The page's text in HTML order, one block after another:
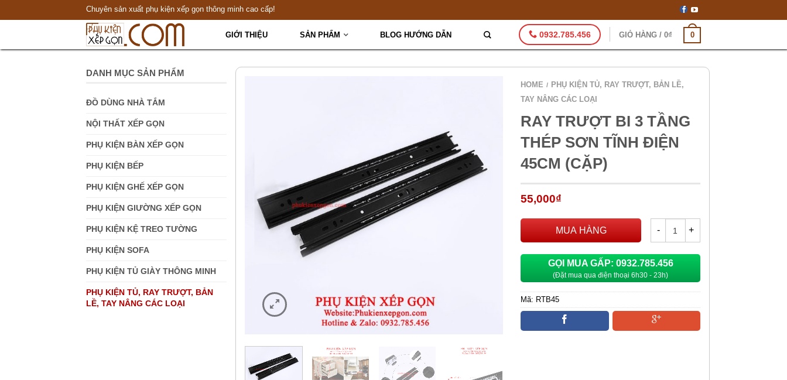
Chuyên sản xuất phụ kiện xếp gọn thông minh cao cấp!
GIỚI THIỆU SẢN PHẨM BLOG HƯỚNG DẪN 0932.785.456 GIỎ HÀNG / 0₫ 0
DANH MỤC SẢN PHẨM
ĐỒ DÙNG NHÀ TẮM
NỘI THẤT XẾP GỌN
PHỤ KIỆN BÀN XẾP GỌN
PHỤ KIỆN BẾP
PHỤ KIỆN GHẾ XẾP GỌN
PHỤ KIỆN GIƯỜNG XẾP GỌN
PHỤ KIỆN KỆ TREO TƯỜNG
PHỤ KIỆN SOFA
PHỤ KIỆN TỦ GIÀY THÔNG MINH
PHỤ KIỆN TỦ, RAY TRƯỢT, BẢN
LỀ, TAY NÂNG CÁC LOẠI
HOME / PHỤ KIỆN TỦ, RAY TRƯỢT, BẢN LỀ,
TAY NÂNG CÁC LOẠI
RAY TRƯỢT BI 3 TẦNG
THÉP SƠN TĨNH ĐIỆN
45CM (CẶP)
55,000₫
MUA HÀNG
GỌI MUA GẤP: 0932.785.456
(Đặt mua qua điện thoại 6h30 - 23h)
Mã: RTB45
Danh mục:
PHỤ KIỆN TỦ, RAY TRƯỢT, BẢN LỀ,
TAY NÂNG CÁC LOẠI